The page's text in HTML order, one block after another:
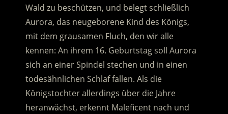
Wald zu beschützen, und belegt schließlich
Aurora, das neugeborene Kind des Königs,
mit dem grausamen Fluch, den wir alle
kennen: An ihrem 16. Geburtstag soll Aurora
sich an einer Spindel stechen und in einen
todesähnlichen Schlaf fallen. Als die
Königstochter allerdings über die Jahre
heranwächst, erkennt Maleficent nach und